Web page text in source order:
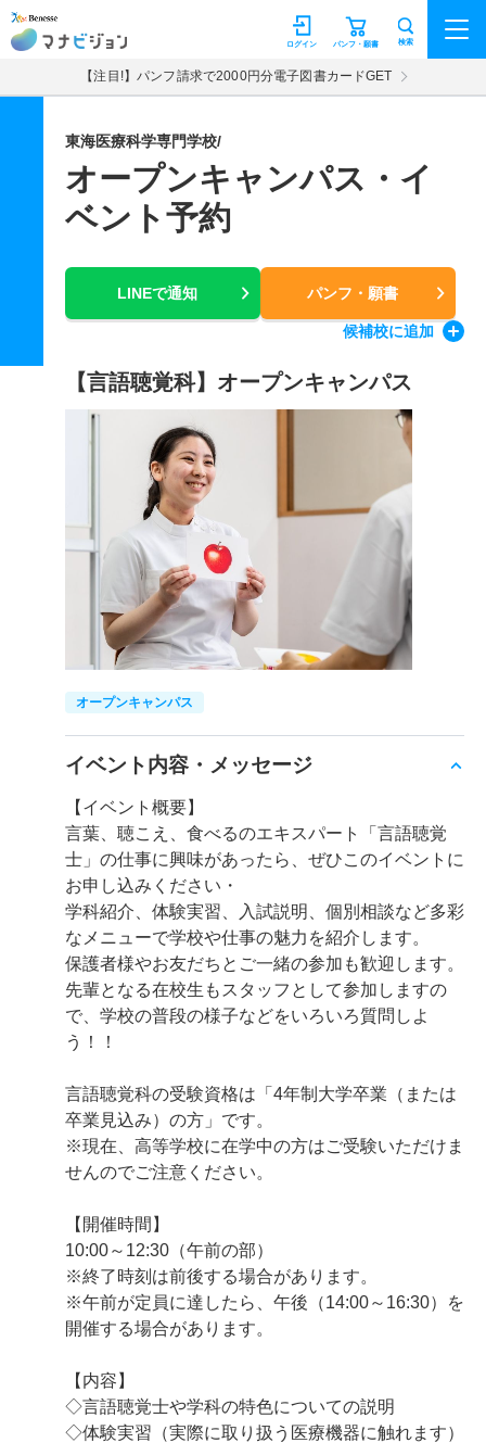
マナビジョン パンフ・願書
ログイン 検索
【注目!】パンフ請求で2000円分電子図書カードGET
東海医療科学専門学校/
オープンキャンパス・イ
ベント予約
LINEで通知 パンフ・願書
候補校に追加
【言語聴覚科】オープンキャンパス
オープンキャンパス
イベント内容・メッセージ
【イベント概要】
言葉、聴こえ、食べるのエキスパート「言語聴覚
士」の仕事に興味があったら、ぜひこのイベントに
お申し込みください・
学科紹介、体験実習、入試説明、個別相談など多彩
なメニューで学校や仕事の魅力を紹介します。
保護者様やお友だちとご一緒の参加も歓迎します。
先輩となる在校生もスタッフとして参加しますの
で、学校の普段の様子などをいろいろ質問しよ
う！！
言語聴覚科の受験資格は「4年制大学卒業（または
卒業見込み）の方」です。
※現在、高等学校に在学中の方はご受験いただけま
せんのでご注意ください。
【開催時間】
10:00～12:30（午前の部）
※終了時刻は前後する場合があります。
※午前が定員に達したら、午後（14:00～16:30）を
開催する場合があります。
【内容】
◇言語聴覚士や学科の特色についての説明
◇体験実習（実際に取り扱う医療機器に触れます）